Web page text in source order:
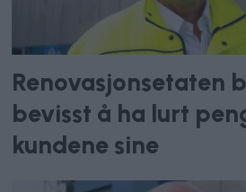
Renovasjonsetaten
bevisst å ha lurt
kundene sine